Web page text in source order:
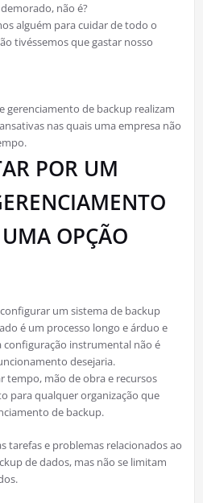
não é?
alguém para cuidar de todo o
tivéssemos que gastar nosso
gerenciamento de backup realizam
nas quais uma empresa não
POR UM
OPÇÃO
um sistema de backup
é um processo longo e árduo e
instrumental não é
desejaria.
tempo, mão de obra e recursos
para qualquer organização que
de backup.
tarefas e problemas relacionados ao
de dados, mas não se limitam